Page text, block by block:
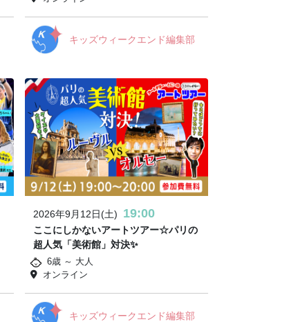
キッズウィークエンド編集部
2026年9月12日(土) 19:00
ここにしかないアートツアー☆パリの
超人気「美術館」対決✨
6歳 ～ 大人
オンライン
キッズウィークエンド編集部